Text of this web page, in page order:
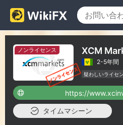
ノンライセンス XCM
2-5年間
疑わしいライセ
ハイリスクレベ
https://
タイムマシーン